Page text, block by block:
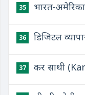
35 भारत-अमेरिका
36 डिजिटल
37 कर साथी